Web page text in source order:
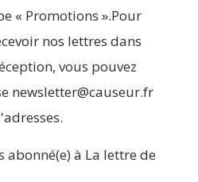
« Promotions ».Pour
nos lettres dans
vous pouvez
newsletter@causeur.fr
abonné(e) à La lettre de